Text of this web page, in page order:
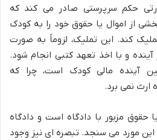
حکم سرپرستی صادر می کند که
از اموال یا حقوق خود را به کودک
کند. این تملیک، لزوماً به صورت
و با اخذ تعهد کتبی انجام شود.
آینده مالی کودک است، چرا که
ارث نمی برد.
مزبور با دادگاه است و دادگاه
این مورد می سنجد. تبصره ای نیز وجود